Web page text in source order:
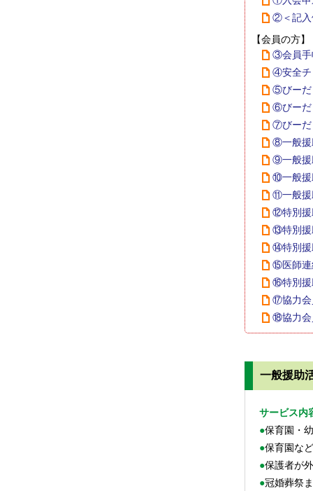
②＜記入
【会員の方】
③会員手
④安全チ
⑤びーだ
⑥びーだ
⑦びーだ
⑧一般援
⑨一般援
⑩一般援
⑪一般援
⑫特別
⑬特別援
⑭特別援
⑮医師連
⑯特別
⑰協力会
⑱協力会
一般援助
サービス内
●保育園・
●保育園な
●保護者が
●冠婚葬祭